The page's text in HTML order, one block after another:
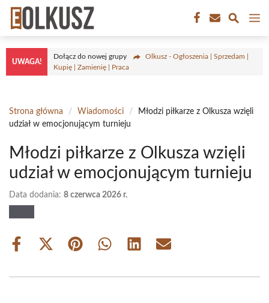
Przejdź
treści
UWAGA!
Dołącz do nowej grupy
Olkusz - Ogłoszenia | Sprzedam |
Kupię | Zamienię | Praca
Strona główna / Wiadomości /
Młodzi piłkarze z Olkusza wzięli
udział w emocjonującym turnieju
Młodzi piłkarze z Olkusza wzięli
udział w emocjonującym turnieju
Data dodania: 8 czerwca 2026 r.
Share
Share
(Twitter)
Share Share Share Share